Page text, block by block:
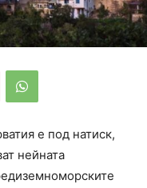
е под натиск,
нейната